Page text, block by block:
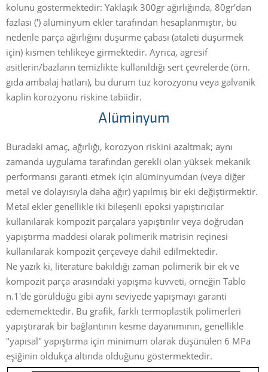
kolunu göstermektedir: Yaklaşık 300gr ağırlığında, 80gr’dan
fazlası (') alüminyum ekler tarafından hesaplanmıştır, bu
nedenle parça ağırlığını düşürme çabası (ataleti düşürmek
için) kısmen tehlikeye girmektedir. Ayrıca, agresif
asitlerin/bazların temizlikte kullanıldığı sert çevrelerde (örn.
gıda ambalaj hatları), bu durum tuz korozyonu veya galvanik
kaplin korozyonu riskine tabiidir.
Alüminyum
Buradaki amaç, ağırlığı, korozyon riskini azaltmak; aynı
zamanda uygulama tarafından gerekli olan yüksek mekanik
performansı garanti etmek için alüminyumdan (veya diğer
metal ve dolayısıyla daha ağır) yapılmış bir eki değiştirmektir.
Metal ekler genellikle iki bileşenli epoksi yapıştırıcılar
kullanılarak kompozit parçalara yapıştırılır veya doğrudan
yapıştırma maddesi olarak polimerik matrisin reçinesi
kullanılarak kompozit çerçeveye dahil edilmektedir.
Ne yazık ki, literatüre bakıldığı zaman polimerik bir ek ve
kompozit parça arasındaki yapışma kuvveti, örneğin Tablo
n.1'de görüldüğü gibi aynı seviyede yapışmayı garanti
edememektedir. Bu grafik, farklı termoplastik polimerleri
yapıştırarak bir bağlantının kesme dayanımının, genellikle
"yapısal" yapıştırma için minimum olarak düşünülen 6 MPa
eşiğinin oldukça altında olduğunu göstermektedir.